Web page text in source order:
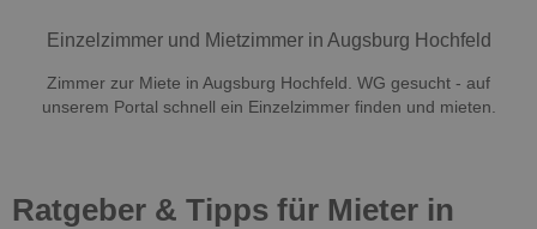
Einzelzimmer und Mietzimmer in Augsburg Hochfeld
Zimmer zur Miete in Augsburg Hochfeld. WG gesucht - auf
unserem Portal schnell ein Einzelzimmer finden und mieten.
Ratgeber & Tipps für Mieter in